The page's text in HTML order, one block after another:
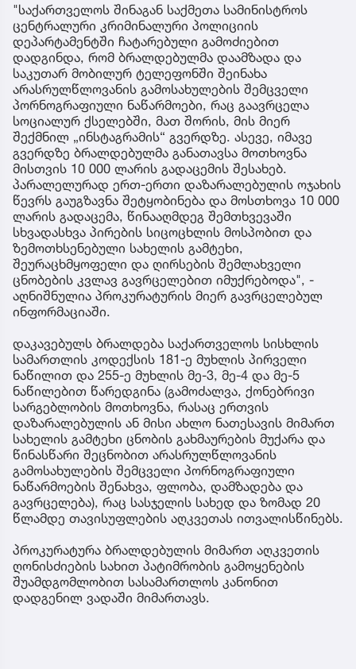
"საქართველოს შინაგან საქმეთა სამინისტროს
ცენტრალური კრიმინალური პოლიციის
დეპარტამენტში ჩატარებული გამოძიებით
დადგინდა, რომ ბრალდებულმა დაამზადა და
საკუთარ მობილურ ტელეფონში შეინახა
არასრულწლოვანის გამოსახულების შემცველი
პორნოგრაფიული ნაწარმოები, რაც გაავრცელა
სოციალურ ქსელებში, მათ შორის, მის მიერ
შექმნილ „ინსტაგრამის“ გვერდზე. ასევე, იმავე
გვერდზე ბრალდებულმა განათავსა მოთხოვნა
მისთვის 10 000 ლარის გადაცემის შესახებ.
პარალელურად ერთ-ერთი დაზარალებულის ოჯახის
წევრს გაუგზავნა შეტყობინება და მოსთხოვა 10 000
ლარის გადაცემა, წინააღმდეგ შემთხვევაში
სხვადასხვა პირების სიცოცხლის მოსპობით და
ზემოთხსენებული სახელის გამტეხი,
შეურაცხმყოფელი და ღირსების შემლახველი
ცნობების კვლავ გავრცელებით იმუქრებოდა", -
აღნიშნულია პროკურატურის მიერ გავრცელებულ
ინფორმაციაში.
დაკავებულს ბრალდება საქართველოს სისხლის
სამართლის კოდექსის 181-ე მუხლის პირველი
ნაწილით და 255-ე მუხლის მე-3, მე-4 და მე-5
ნაწილებით წარედგინა (გამოძალვა, ქონებრივი
სარგებლობის მოთხოვნა, რასაც ერთვის
დაზარალებულის ან მისი ახლო ნათესავის მიმართ
სახელის გამტეხი ცნობის გახმაურების მუქარა და
წინასწარი შეცნობით არასრულწლოვანის
გამოსახულების შემცველი პორნოგრაფიული
ნაწარმოების შენახვა, ფლობა, დამზადება და
გავრცელება), რაც სასჯელის სახედ და ზომად 20
წლამდე თავისუფლების აღკვეთას ითვალისწინებს.
პროკურატურა ბრალდებულის მიმართ აღკვეთის
ღონისძიების სახით პატიმრობის გამოყენების
შუამდგომლობით სასამართლოს კანონით
დადგენილ ვადაში მიმართავს.